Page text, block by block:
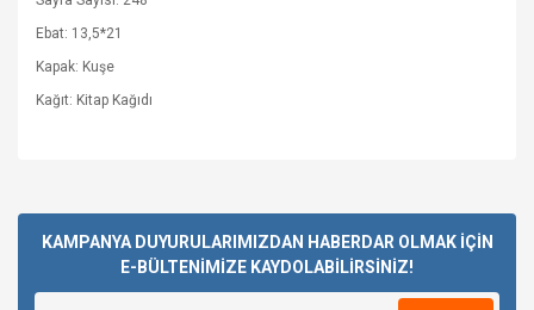
Ebat: 13,5*21
Kapak: Kuşe
Kağıt: Kitap Kağıdı
KAMPANYA DUYURULARIMIZDAN HABERDAR OLMAK İÇİN
E-BÜLTENİMİZE KAYDOLABİLİRSİNİZ!